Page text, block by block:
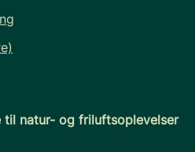
til natur- og friluftsoplevelser